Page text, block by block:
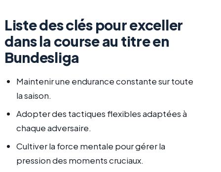
Liste des clés pour exceller
dans la course au titre en
Bundesliga
Maintenir une endurance constante sur toute
la saison.
Adopter des tactiques flexibles adaptées à
chaque adversaire.
Cultiver la force mentale pour gérer la
pression des moments cruciaux.